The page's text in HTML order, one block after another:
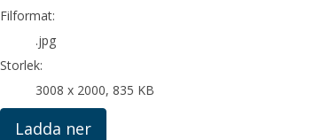
Filformat:
.jpg
Storlek:
3008 x 2000, 835 KB
Ladda ner